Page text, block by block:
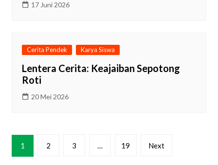
17 Juni 2026
Cerita Pendek Karya Siswa
Lentera Cerita: Keajaiban Sepotong
Roti
20 Mei 2026
Paginasi
pos
1 2 3 … 19 Next